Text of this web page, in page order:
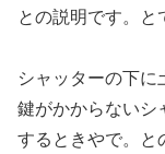
との説明です。と
シャッターの下に
鍵がかからないシ
するときやで。と